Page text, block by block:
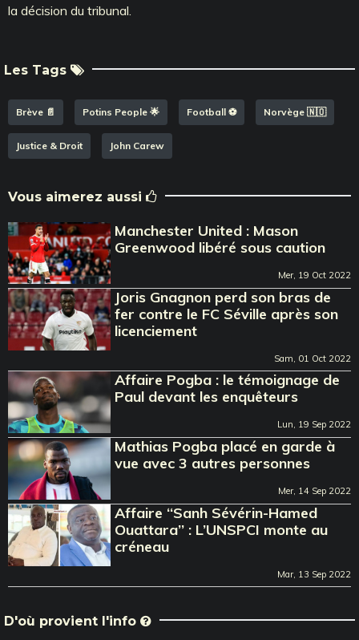
la décision du tribunal.
Les Tags
Brève 📄 Potins People 🌟 Football ⚽️ Norvège 🇳🇴
Justice & Droit John Carew
Vous aimerez aussi
Manchester United : Mason
Greenwood libéré sous caution
Mer, 19 Oct 2022
Joris Gnagnon perd son bras de
fer contre le FC Séville après son
licenciement
Sam, 01 Oct 2022
Affaire Pogba : le témoignage de
Paul devant les enquêteurs
Lun, 19 Sep 2022
Mathias Pogba placé en garde à
vue avec 3 autres personnes
Mer, 14 Sep 2022
Affaire ‘‘Sanh Sévérin-Hamed
Ouattara’’ : L’UNSPCI monte au
créneau
Mar, 13 Sep 2022
D'où provient l'info